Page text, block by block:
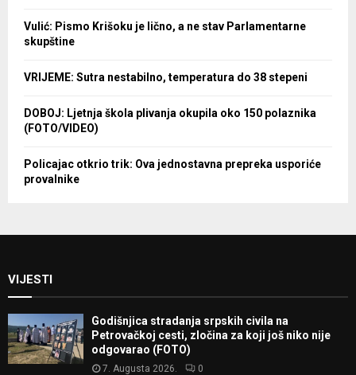
Vulić: Pismo Krišoku je lično, a ne stav Parlamentarne
skupštine
VRIJEME: Sutra nestabilno, temperatura do 38 stepeni
DOBOJ: Ljetnja škola plivanja okupila oko 150 polaznika
(FOTO/VIDEO)
Policajac otkrio trik: Ova jednostavna prepreka usporiće
provalnike
VIJESTI
Godišnjica stradanja srpskih civila na
Petrovačkoj cesti, zločina za koji još niko nije
odgovarao (FOTO)
7. Augusta 2026. 0